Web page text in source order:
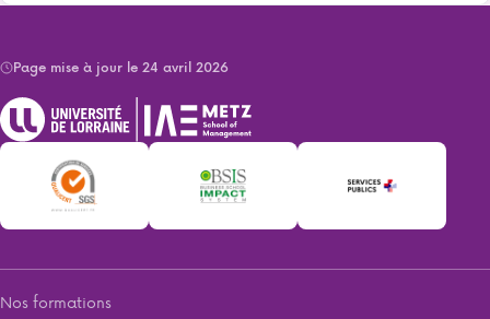
Page mise à jour le 24 avril 2026
Nos formations